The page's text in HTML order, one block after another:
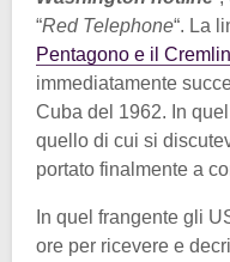
“Red Telephone“. La
Pentagono e il
immediatamente
Cuba del 1962. In
quello di cui si
portato finalmente a
In quel frangente gli
ore per ricevere e